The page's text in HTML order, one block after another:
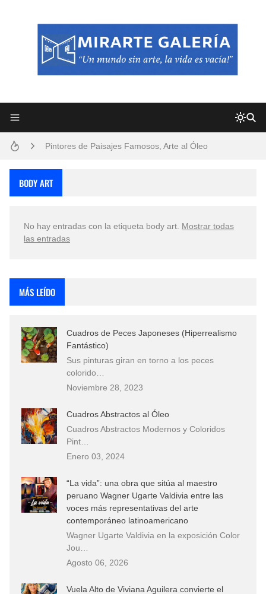
Pintores de Paisajes Famosos, Arte al Óleo
Que significan los cuadros de negras africanas?
El mundo del arte en pintura surrealista
BODY ART
No hay entradas con la etiqueta body art Mostrar todas
las entradas
MÁS LEÍDO
Cuadros de Peces Japoneses (Hiperrealismo
Fantástico)
Sus pinturas giran en torno a los peces
colorido…
Noviembre 28, 2023
Cuadros Abstractos al Óleo
Cuadros Abstractos Modernos y Coloridos
Pint…
Enero 03, 2024
“La vida”: una obra que sitúa al maestro
peruano Wagner Ugarte Valdivia entre las
voces más representativas del arte
contemporáneo latinoamericano
Wagner Ugarte Valdivia en la exposición Color
Jou…
Agosto 06, 2026
Vuela Alto de Viviana Aguilera convierte el